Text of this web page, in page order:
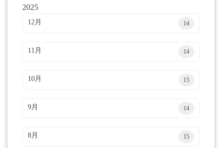
2025
12月 14
11月 14
10月 15
9月 14
8月 15